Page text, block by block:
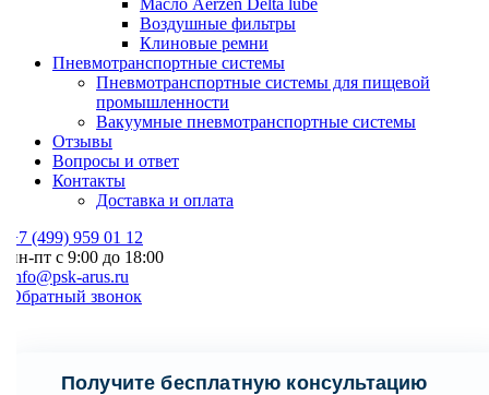
Воздушные фильтры
Клиновые ремни
Пневмотранспортные системы
Пневмотранспортные системы для пищевой
промышленности
Вакуумные пневмотранспортные системы
Отзывы
Вопросы и ответ
Контакты
Доставка и оплата
(499) 959 01 12
пт с 9:00 до 18:00
arus.ru
звонок
Получите бесплатную консультацию